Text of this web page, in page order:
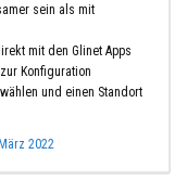
sein als mit
mit den Glinet Apps
Konfiguration
und einen Standort
2022